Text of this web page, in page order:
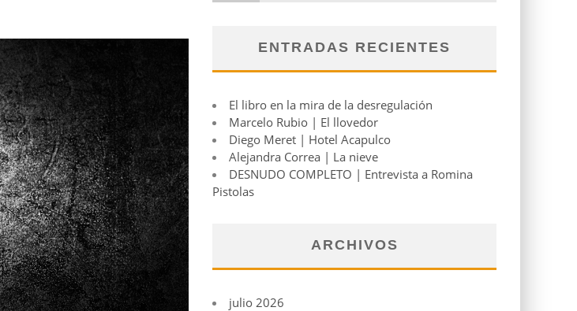
ENTRADAS RECIENTES
El libro en la mira de la desregulación
Marcelo Rubio | El llovedor
Diego Meret | Hotel Acapulco
Alejandra Correa | La nieve
DESNUDO COMPLETO | Entrevista a Romina
Pistolas
ARCHIVOS
julio 2026